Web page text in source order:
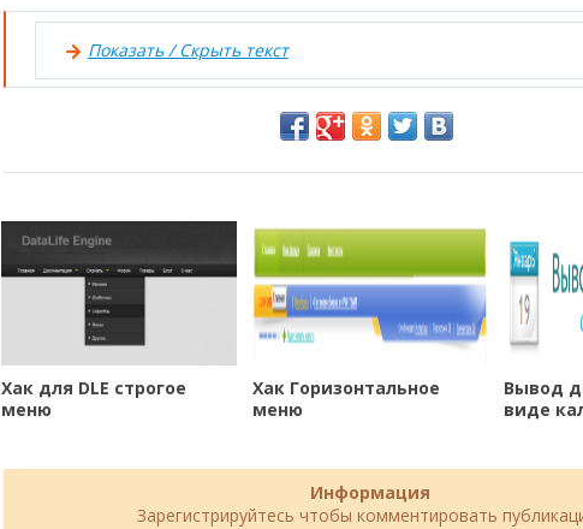
Показать / Скрыть текст
Хак для DLE строгое
меню
Хак Горизонтальное
меню
Вывод
виде
Информация
Зарегистрируйтесь чтобы комментировать